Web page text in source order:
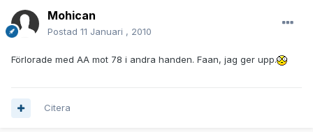
Mohican
Postad 11 Januari , 2010
Förlorade med AA mot 78 i andra handen. Faan, jag ger upp.
Citera